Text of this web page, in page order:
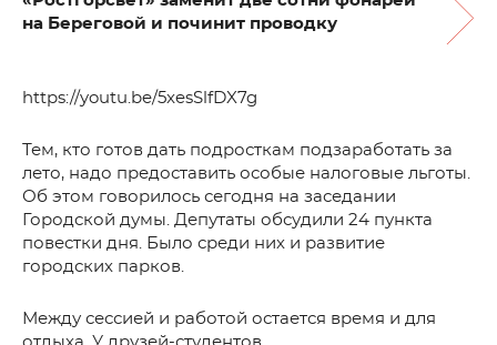
на Береговой и починит проводку
https://youtu.be/5xesSlfDX7g
Тем, кто готов дать подросткам подзаработать за
лето, надо предоставить особые налоговые льготы.
Об этом говорилось сегодня на заседании
Городской думы. Депутаты обсудили 24 пункта
повестки дня. Было среди них и развитие
городских парков.
Между сессией и работой остается время и для